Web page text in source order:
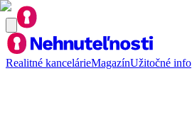
Realitné kancelárieMagazínUžitočné info